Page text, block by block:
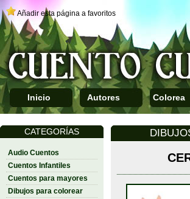
Añadir esta página a favoritos
Inicio Autores Colorea
CATEGORÍAS
Audio Cuentos
Cuentos Infantiles
Cuentos para mayores
Dibujos para colorear